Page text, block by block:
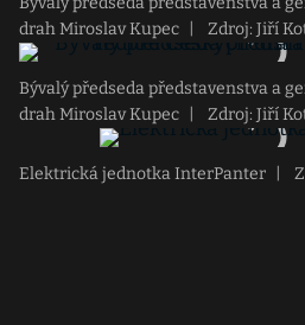
drah Miroslav Kupec
Zdroj: Jiří
Bývalý předseda představenstva a
drah Miroslav Kupec
Zdroj: Jiří
Elektrická jednotka InterPanter